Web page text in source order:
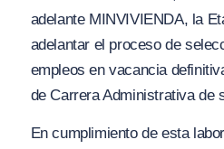
adelante MINVIVIENDA, la
adelantar el proceso de
empleos en vacancia
de Carrera Administrativa de
En cumplimiento de esta